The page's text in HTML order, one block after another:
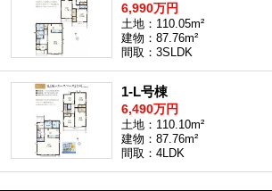
6,990万円
土地：110.05m²
建物：87.76m²
間取：3SLDK
1-L号棟
6,490万円
土地：110.10m²
建物：87.76m²
間取：4LDK